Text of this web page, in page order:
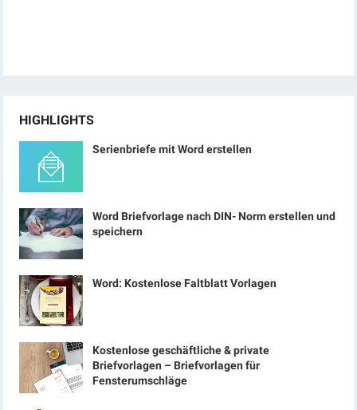
HIGHLIGHTS
Serienbriefe mit Word erstellen
Word Briefvorlage nach DIN- Norm erstellen und
speichern
Word: Kostenlose Faltblatt Vorlagen
Kostenlose geschäftliche & private
Briefvorlagen – Briefvorlagen für
Fensterumschläge